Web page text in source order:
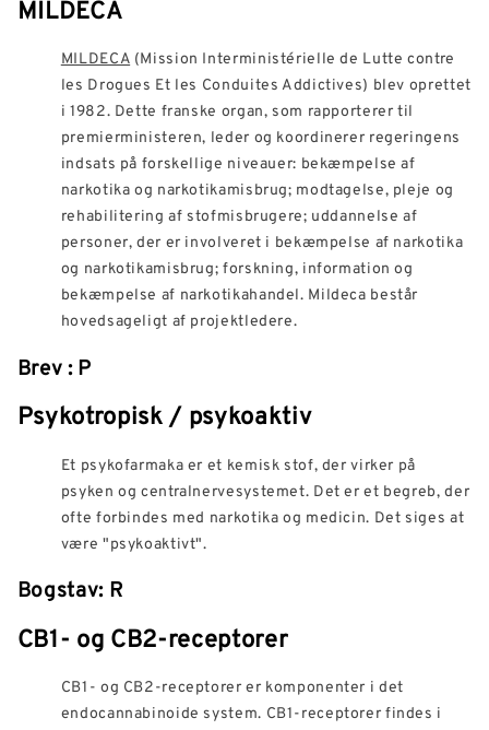
MILDECA
MILDECA (Mission Interministérielle de Lutte contre
les Drogues Et les Conduites Addictives) blev oprettet
i 1982. Dette franske organ, som rapporterer til
premierministeren, leder og koordinerer regeringens
indsats på forskellige niveauer: bekæmpelse af
narkotika og narkotikamisbrug; modtagelse, pleje og
rehabilitering af stofmisbrugere; uddannelse af
personer, der er involveret i bekæmpelse af narkotika
og narkotikamisbrug; forskning, information og
bekæmpelse af narkotikahandel. Mildeca består
hovedsageligt af projektledere.
Brev : P
Psykotropisk / psykoaktiv
Et psykofarmaka er et kemisk stof, der virker på
psyken og centralnervesystemet. Det er et begreb, der
ofte forbindes med narkotika og medicin. Det siges at
være "psykoaktivt".
Bogstav: R
CB1- og CB2-receptorer
CB1- og CB2-receptorer er komponenter i det
endocannabinoide system. CB1-receptorer findes i